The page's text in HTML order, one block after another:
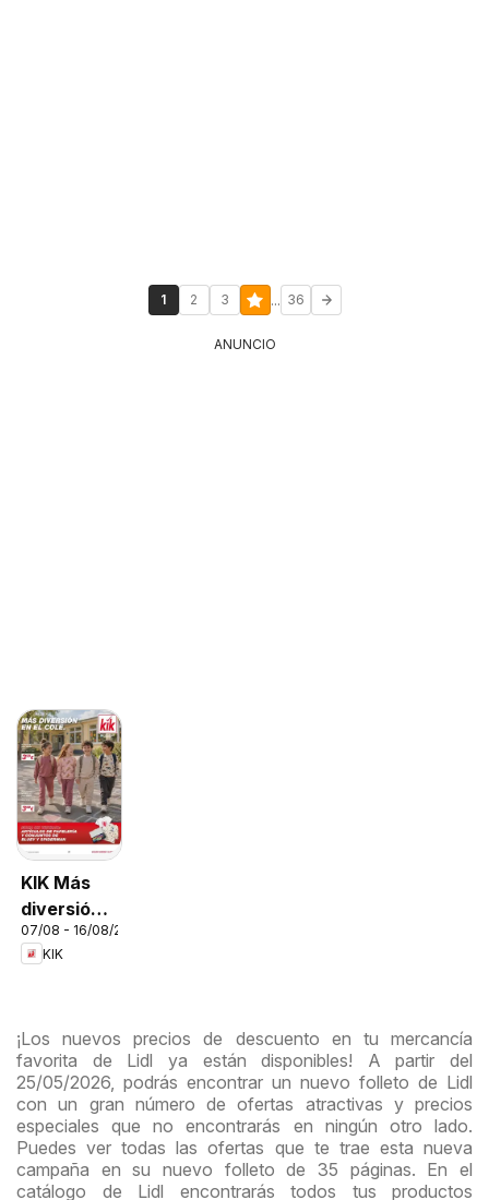
1 2 3 ... 36
ANUNCIO
KIK Más
diversión
en el cole
07/08 - 16/08/2026
KIK
¡Los nuevos precios de descuento en tu mercancía
favorita de Lidl ya están disponibles! A partir del
25/05/2026, podrás encontrar un nuevo folleto de Lidl
con un gran número de ofertas atractivas y precios
especiales que no encontrarás en ningún otro lado.
Puedes ver todas las ofertas que te trae esta nueva
campaña en su nuevo folleto de 35 páginas. En el
catálogo de Lidl encontrarás todos tus productos